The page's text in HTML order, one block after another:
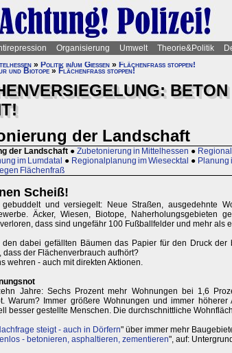
Organisierung Umwelt Theorie&Politik
» Politik in/um Gießen » Flächenfraß stoppen!
und Biotope » Flächenfraß stoppen!
der Landschaft
der Landschaft ● Zubetonierung in Mittelhessen ●
im Lumdatal ● Regionalplanung im Wiesecktal ● Planung
Flächenfraß
Scheiß!
und versiegelt: Neue Straßen, ausgedehnte
Äcker, Wiesen, Biotope, Naherholungsgebieten
dass sind ungefähr 100 Fußballfelder und mehr als
dabei gefällten Bäumen das Papier für den Druck der
dass der Flächenverbrauch aufhört?
wehren - auch mit direkten Aktionen.
Jahre: Sechs Prozent mehr Wohnungen bei 1,6
Warum? Immer größere Wohnungen und immer
besser gestellte Menschen. Die durchschnittliche
steigt - auch in Dörfern" über immer mehr
- betonieren, asphaltieren, zementieren", auf: